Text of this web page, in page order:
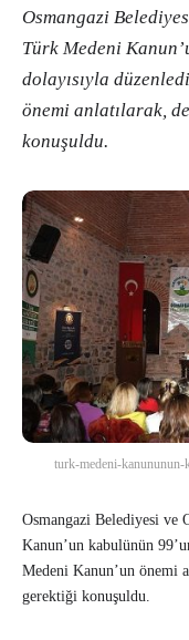
Osmangazi
Türk Medeni
dolayısıyla
önemi anlatılarak,
konuşuldu.
turk-medeni-
Osmangazi Belediyesi ve
Kanun’un kabulünün
Medeni Kanun’un önemi
gerektiği konuşuldu.